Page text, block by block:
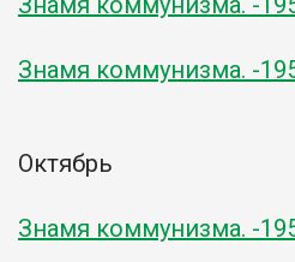
Знамя коммунизма. -
Октябрь
Знамя коммунизма. -